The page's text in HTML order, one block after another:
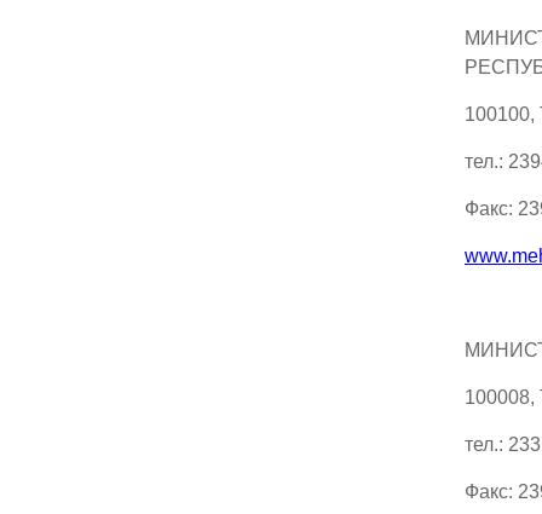
тел.:
Факс:
тел.:
Факс: